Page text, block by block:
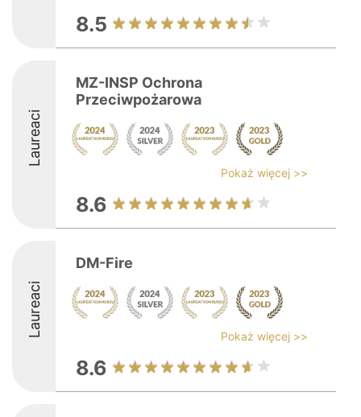
8.5
Laureaci
MZ-INSP Ochrona
Przeciwpożarowa
Pokaż więcej >>
8.6
Laureaci
DM-Fire
Pokaż więcej >>
8.6